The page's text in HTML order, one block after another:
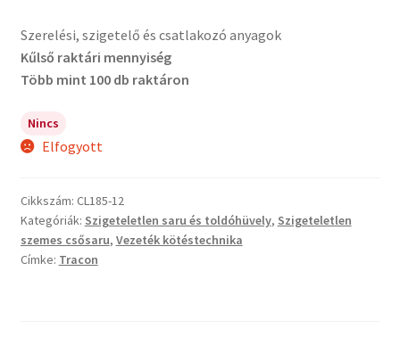
Szerelési, szigetelő és csatlakozó anyagok
Kűlső raktári mennyiség
Több mint 100 db raktáron
Nincs
Elfogyott
Cikkszám: CL185-12
Kategóriák: Szigeteletlen saru és toldóhüvely, Szigeteletlen
szemes csősaru, Vezeték kötéstechnika
Címke: Tracon